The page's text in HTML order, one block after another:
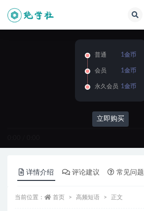
普通 1金币
会员 1金币
永久会员 1金币
立即购买
详情介绍 评论建议 常见问题
当前位置： 首页 高频短语 正文